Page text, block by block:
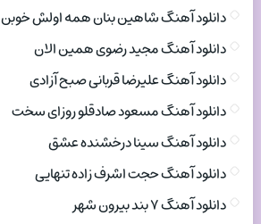
دانلود آهنگ شاهین بنان همه اولش خوبن
دانلود آهنگ مجید رضوی همین الان
دانلود آهنگ علیرضا قربانی صبح آزادی
دانلود آهنگ مسعود صادقلو روزای سخت
دانلود آهنگ سینا درخشنده عشق
دانلود آهنگ حجت اشرف زاده تنهایی
دانلود آهنگ ۷ بند بیرون شهر